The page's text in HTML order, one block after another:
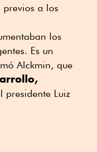
previos a los
los
Es un
Alckmin, que
presidente Luiz